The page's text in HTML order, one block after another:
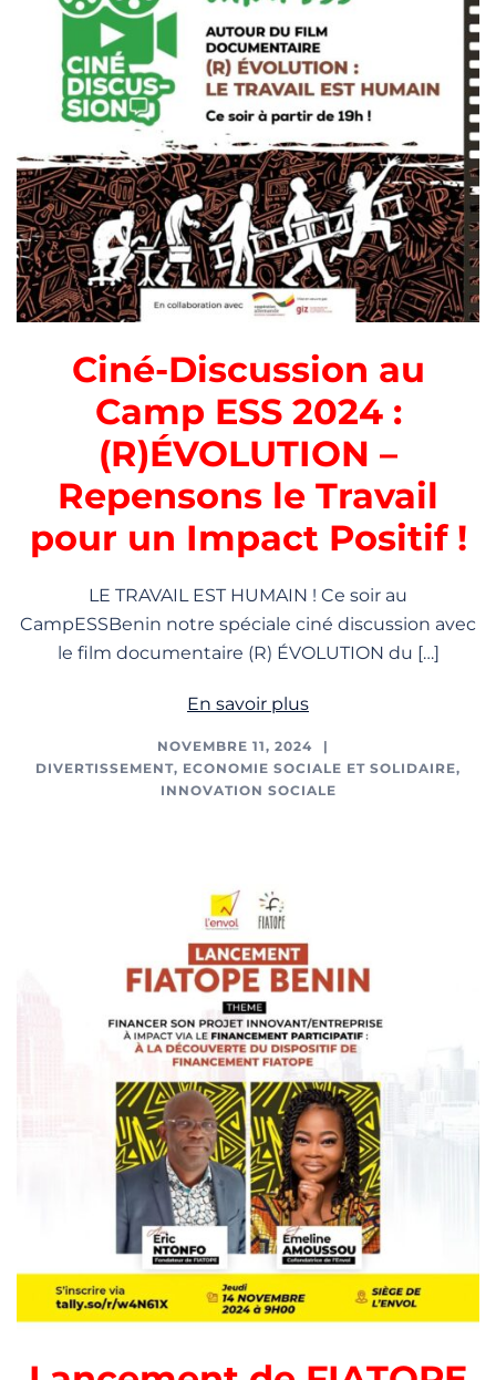
Ciné-Discussion au
Camp ESS 2024 :
(R)ÉVOLUTION –
Repensons le Travail
pour un Impact Positif !
LE TRAVAIL EST HUMAIN ! Ce soir au
CampESSBenin notre spéciale ciné discussion avec
le film documentaire (R) ÉVOLUTION du […]
En savoir plus
NOVEMBRE 11, 2024
DIVERTISSEMENT, ECONOMIE SOCIALE ET SOLIDAIRE,
INNOVATION SOCIALE